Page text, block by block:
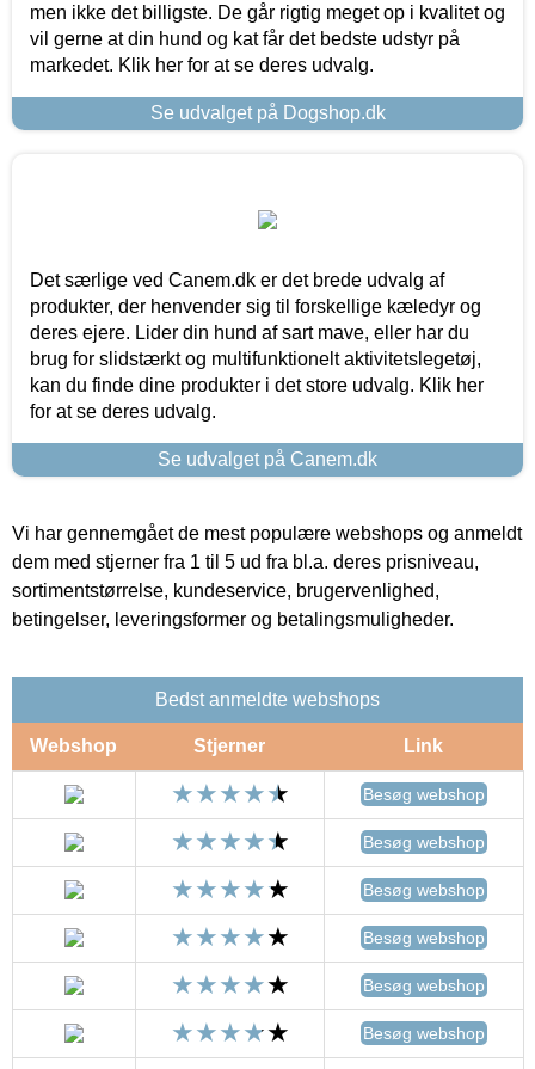
men ikke det billigste. De går rigtig meget op i kvalitet og
vil gerne at din hund og kat får det bedste udstyr på
markedet. Klik her for at se deres udvalg.
Se udvalget på Dogshop.dk
Det særlige ved Canem.dk er det brede udvalg af
produkter, der henvender sig til forskellige kæledyr og
deres ejere. Lider din hund af sart mave, eller har du
brug for slidstærkt og multifunktionelt aktivitetslegetøj,
kan du finde dine produkter i det store udvalg. Klik her
for at se deres udvalg.
Se udvalget på Canem.dk
Vi har gennemgået de mest populære webshops og anmeldt
dem med stjerner fra 1 til 5 ud fra bl.a. deres prisniveau,
sortimentstørrelse, kundeservice, brugervenlighed,
betingelser, leveringsformer og betalingsmuligheder.
Bedst anmeldte webshops
Webshop Stjerner Link
Besøg webshop
Besøg webshop
Besøg webshop
Besøg webshop
Besøg webshop
Besøg webshop